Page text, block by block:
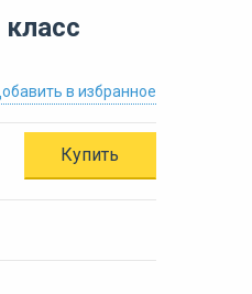
в избранное
Купить